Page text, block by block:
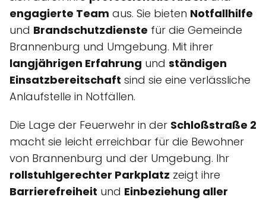
engagierte Team aus. Sie bieten Notfallhilfe
und Brandschutzdienste für die Gemeinde
Brannenburg und Umgebung. Mit ihrer
langjährigen Erfahrung und ständigen
Einsatzbereitschaft sind sie eine verlässliche
Anlaufstelle in Notfällen.
Die Lage der Feuerwehr in der Schloßstraße 2
macht sie leicht erreichbar für die Bewohner
von Brannenburg und der Umgebung. Ihr
rollstuhlgerechter Parkplatz zeigt ihre
Barrierefreiheit und Einbeziehung aller